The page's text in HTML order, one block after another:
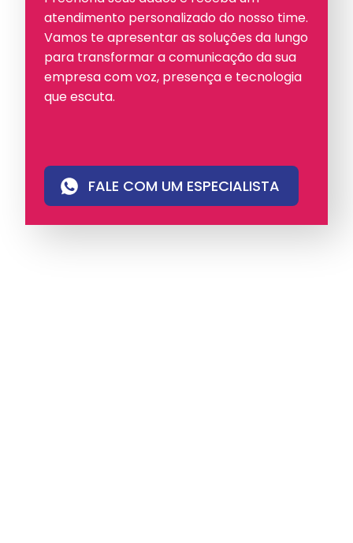
atendimento personalizado do nosso time.
Vamos te apresentar as soluções da Iungo
para transformar a comunicação da sua
empresa com voz, presença e tecnologia
que escuta.
FALE COM UM ESPECIALISTA